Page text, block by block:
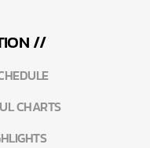
//
CHARTS